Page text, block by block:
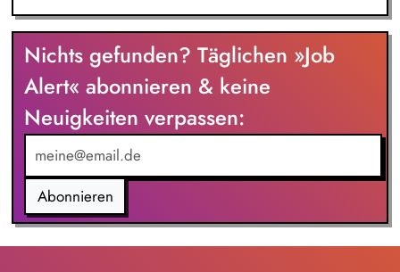
Nichts gefunden? Täglichen »Job
Alert« abonnieren & keine
Neuigkeiten verpassen:
Abonnieren